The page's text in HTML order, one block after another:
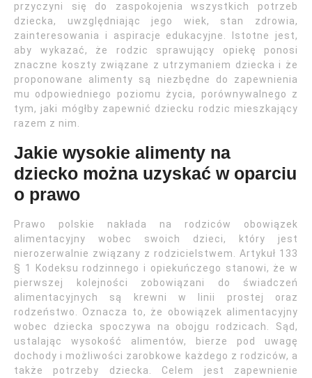
przyczyni się do zaspokojenia wszystkich potrzeb
dziecka, uwzględniając jego wiek, stan zdrowia,
zainteresowania i aspiracje edukacyjne. Istotne jest,
aby wykazać, że rodzic sprawujący opiekę ponosi
znaczne koszty związane z utrzymaniem dziecka i że
proponowane alimenty są niezbędne do zapewnienia
mu odpowiedniego poziomu życia, porównywalnego z
tym, jaki mógłby zapewnić dziecku rodzic mieszkający
razem z nim.
Jakie wysokie alimenty na
dziecko można uzyskać w oparciu
o prawo
Prawo polskie nakłada na rodziców obowiązek
alimentacyjny wobec swoich dzieci, który jest
nierozerwalnie związany z rodzicielstwem. Artykuł 133
§ 1 Kodeksu rodzinnego i opiekuńczego stanowi, że w
pierwszej kolejności zobowiązani do świadczeń
alimentacyjnych są krewni w linii prostej oraz
rodzeństwo. Oznacza to, że obowiązek alimentacyjny
wobec dziecka spoczywa na obojgu rodzicach. Sąd,
ustalając wysokość alimentów, bierze pod uwagę
dochody i możliwości zarobkowe każdego z rodziców, a
także potrzeby dziecka. Celem jest zapewnienie